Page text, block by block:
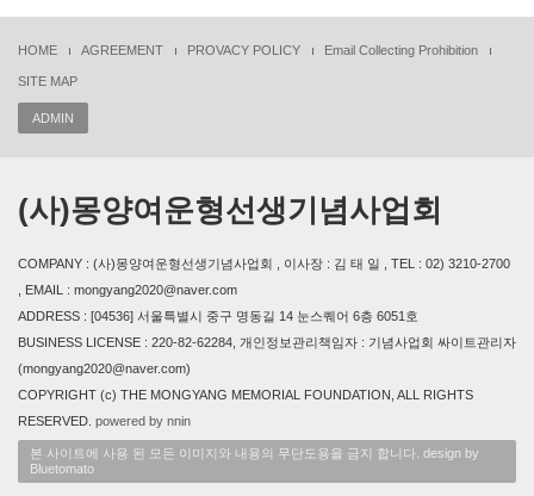
HOME AGREEMENT PROVACY POLICY Email Collecting Prohibition
SITE MAP
ADMIN
(사)몽양여운형선생기념사업회
COMPANY : (사)몽양여운형선생기념사업회 , 이사장 : 김 태 일 , TEL : 02) 3210-2700
, EMAIL : mongyang2020@naver.com
ADDRESS : [04536] 서울특별시 중구 명동길 14 눈스퀘어 6층 6051호
BUSINESS LICENSE : 220-82-62284, 개인정보관리책임자 : 기념사업회 싸이트관리자
(mongyang2020@naver.com)
COPYRIGHT (c) THE MONGYANG MEMORIAL FOUNDATION, ALL RIGHTS
RESERVED. powered by nnin
본 사이트에 사용 된 모든 이미지와 내용의 무단도용을 금지 합니다. design by
Bluetomato